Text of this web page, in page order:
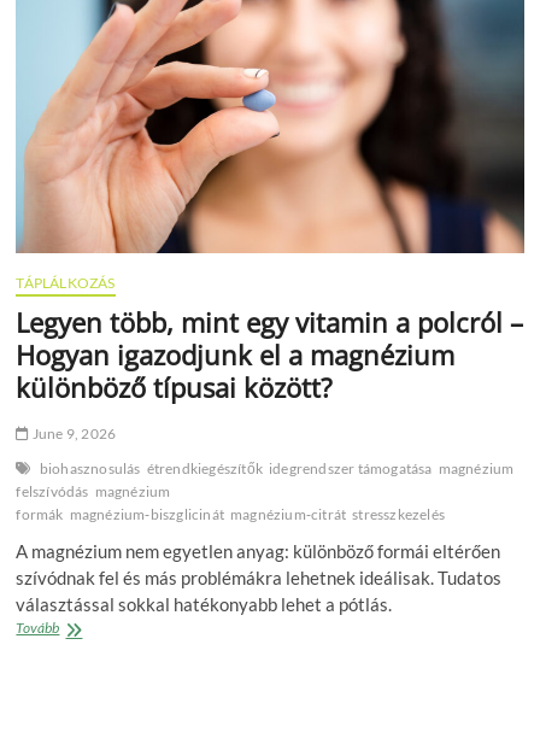
TÁPLÁLKOZÁS
Legyen több, mint egy vitamin a polcról –
Hogyan igazodjunk el a magnézium
különböző típusai között?
June 9, 2026
biohasznosulás étrendkiegészítők idegrendszer támogatása magnézium
felszívódás magnézium
formák magnézium‑biszglicinát magnézium‑citrát stresszkezelés
A magnézium nem egyetlen anyag: különböző formái eltérően
szívódnak fel és más problémákra lehetnek ideálisak. Tudatos
választással sokkal hatékonyabb lehet a pótlás.
TovábbLegyen